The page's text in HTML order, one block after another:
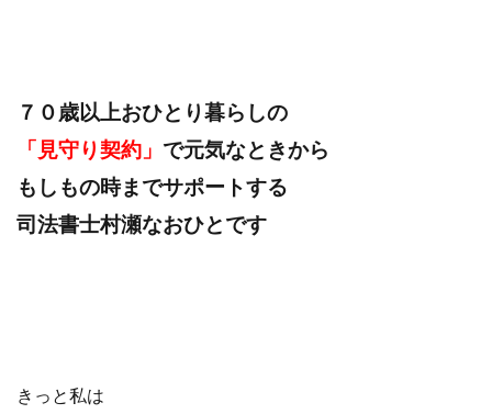
７０歳以上おひとり暮らしの
「見守り契約」 で元気なときから
もしもの時までサポートする
司法書士村瀬なおひとです
きっと私は